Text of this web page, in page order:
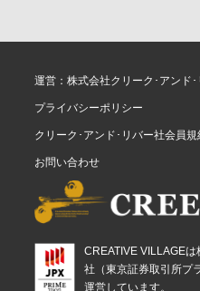
運営：株式会社クリーク･アンド･
プライバシーポリシー
クリーク･アンド･リバー社会員規
お問い合わせ
CREATIVE VILLAGE
社（東京証券取引所プ
運営しています。